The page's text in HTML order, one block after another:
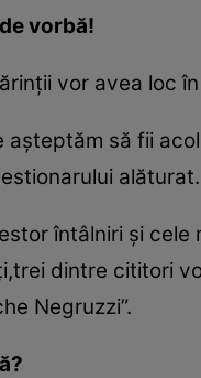
vorbă!
vor avea loc
aşteptăm să fii
întâlniri şi
dintre cititori
Negruzzi”.